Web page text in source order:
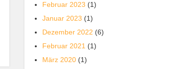
Februar 2023 (1)
Januar 2023 (1)
Dezember 2022 (6)
Februar 2021 (1)
März 2020 (1)